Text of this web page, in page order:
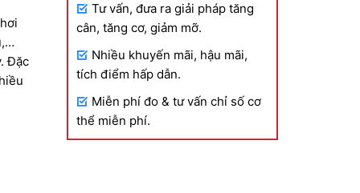
VND
VND
Đặc
Tư vấn, đưa ra giải pháp tăng
cân, tăng cơ, giảm mỡ.
Nhiều khuyến mãi, hậu mãi,
tích điểm hấp dẫn.
Miễn phí đo & tư vấn chỉ số cơ
thể miễn phí.